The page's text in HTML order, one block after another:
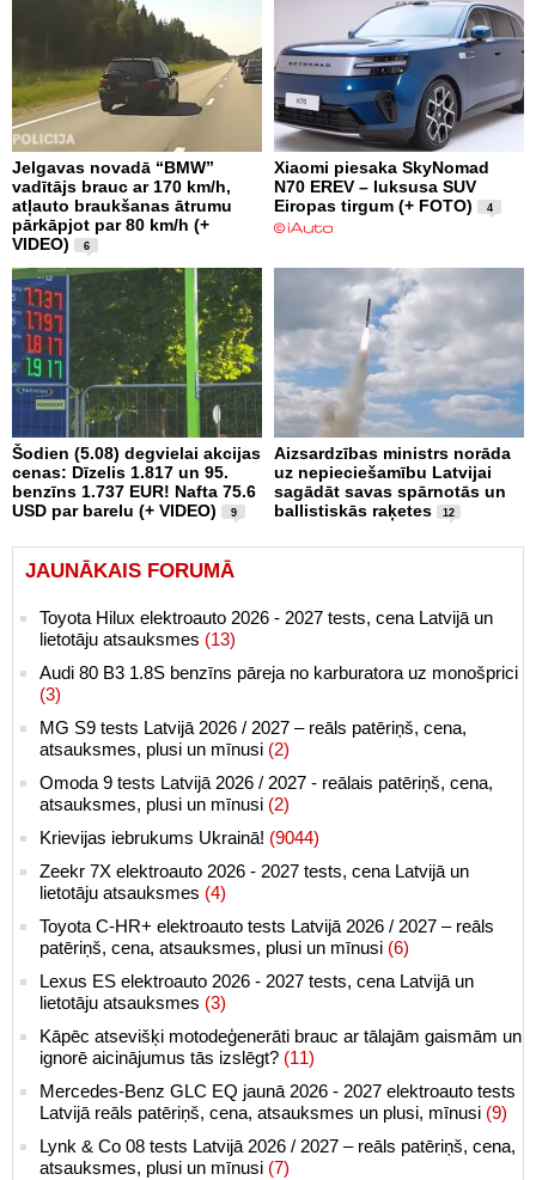
Jelgavas novadā “BMW”
vadītājs brauc ar 170 km/h,
atļauto braukšanas ātrumu
pārkāpjot par 80 km/h (+
VIDEO)
6
Xiaomi piesaka SkyNomad
N70 EREV – luksusa SUV
Eiropas tirgum (+ FOTO)
4
Šodien (5.08) degvielai akcijas
cenas: Dīzelis 1.817 un 95.
benzīns 1.737 EUR! Nafta 75.6
USD par barelu (+ VIDEO)
9
Aizsardzības ministrs norāda
uz nepieciešamību Latvijai
sagādāt savas spārnotās un
ballistiskās raķetes
12
JAUNĀKAIS FORUMĀ
Toyota Hilux elektroauto 2026 - 2027 tests, cena Latvijā un
lietotāju atsauksmes (13)
Audi 80 B3 1.8S benzīns pāreja no karburatora uz monošprici
(3)
MG S9 tests Latvijā 2026 / 2027 – reāls patēriņš, cena,
atsauksmes, plusi un mīnusi (2)
Omoda 9 tests Latvijā 2026 / 2027 - reālais patēriņš, cena,
atsauksmes, plusi un mīnusi (2)
Krievijas iebrukums Ukrainā! (9044)
Zeekr 7X elektroauto 2026 - 2027 tests, cena Latvijā un
lietotāju atsauksmes (4)
Toyota C-HR+ elektroauto tests Latvijā 2026 / 2027 – reāls
patēriņš, cena, atsauksmes, plusi un mīnusi (6)
Lexus ES elektroauto 2026 - 2027 tests, cena Latvijā un
lietotāju atsauksmes (3)
Kāpēc atsevišķi motodeģenerāti brauc ar tālajām gaismām un
ignorē aicinājumus tās izslēgt? (11)
Mercedes-Benz GLC EQ jaunā 2026 - 2027 elektroauto tests
Latvijā reāls patēriņš, cena, atsauksmes un plusi, mīnusi (9)
Lynk & Co 08 tests Latvijā 2026 / 2027 – reāls patēriņš, cena,
atsauksmes, plusi un mīnusi (7)